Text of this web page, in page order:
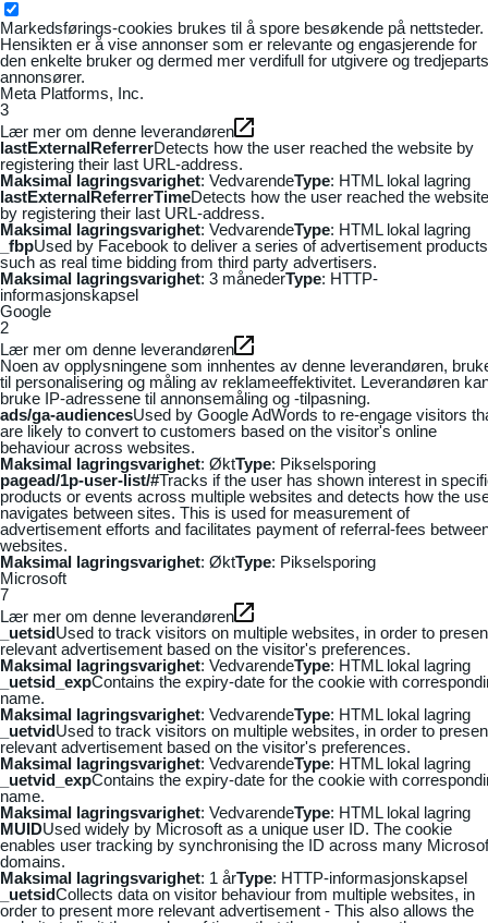
Markedsførings-cookies brukes til å spore besøkende på nettsteder.
Hensikten er å vise annonser som er relevante og engasjerende for
den enkelte bruker og dermed mer verdifull for utgivere og tredjeparts
annonsører.
Meta Platforms, Inc.
3
Lær mer om denne leverandøren
lastExternalReferrerDetects how the user reached the website by
registering their last URL-address.
Maksimal lagringsvarighet: VedvarendeType: HTML lokal lagring
lastExternalReferrerTimeDetects how the user reached the website
by registering their last URL-address.
Maksimal lagringsvarighet: VedvarendeType: HTML lokal lagring
_fbpUsed by Facebook to deliver a series of advertisement products
such as real time bidding from third party advertisers.
Maksimal lagringsvarighet: 3 månederType: HTTP-
informasjonskapsel
Google
2
Lær mer om denne leverandøren
Noen av opplysningene som innhentes av denne leverandøren,
til personalisering og måling av reklameeffektivitet. Leverandøren
bruke IP-adressene til annonsemåling og -tilpasning.
ads/ga-audiencesUsed by Google AdWords to re-engage visitors
are likely to convert to customers based on the visitor's online
behaviour across websites.
Maksimal lagringsvarighet: ØktType: Pikselsporing
pagead/1p-user-list/#Tracks if the user has shown interest in
products or events across multiple websites and detects how the
navigates between sites. This is used for measurement of
advertisement efforts and facilitates payment of referral-fees
websites.
Maksimal lagringsvarighet: ØktType: Pikselsporing
Microsoft
7
Lær mer om denne leverandøren
_uetsidUsed to track visitors on multiple websites, in order to
relevant advertisement based on the visitor's preferences.
Maksimal lagringsvarighet: VedvarendeType: HTML lokal lagring
_uetsid_expContains the expiry-date for the cookie with
name.
Maksimal lagringsvarighet: VedvarendeType: HTML lokal lagring
_uetvidUsed to track visitors on multiple websites, in order to
relevant advertisement based on the visitor's preferences.
Maksimal lagringsvarighet: VedvarendeType: HTML lokal lagring
_uetvid_expContains the expiry-date for the cookie with
name.
Maksimal lagringsvarighet: VedvarendeType: HTML lokal lagring
MUIDUsed widely by Microsoft as a unique user ID. The cookie
enables user tracking by synchronising the ID across many
domains.
Maksimal lagringsvarighet: 1 årType: HTTP-informasjonskapsel
_uetsidCollects data on visitor behaviour from multiple websites, in
order to present more relevant advertisement - This also allows the